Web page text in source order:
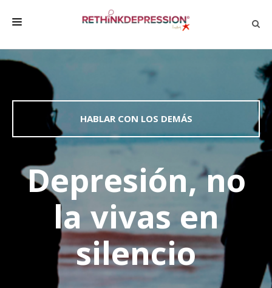
QUIÉNES SOMOS
ACERCA DE LA DEPRESIÓN
HABLAR CON LOS DEMÁS
BIENESTAR
FAMILIA Y AMIGOS
EMPRESA
DEPRESSÃO SEM RODEIOS
HABLAR CON LOS DEMÁS
Depresión, no
la vivas en
silencio